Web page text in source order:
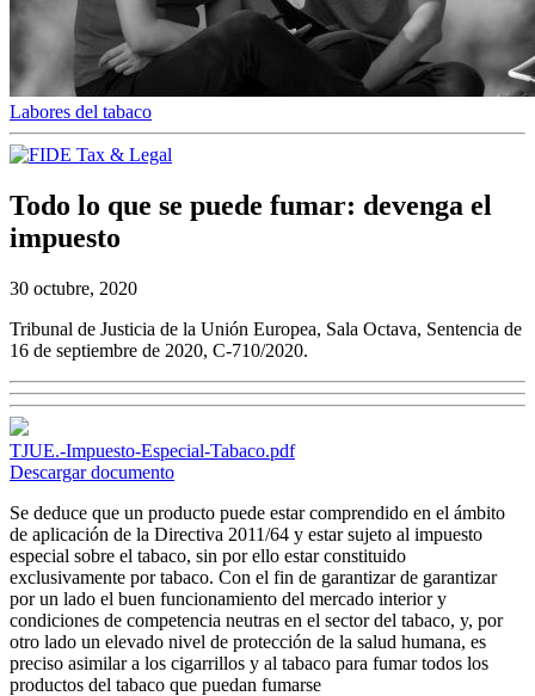
Labores del tabaco
Todo lo que se puede fumar: devenga el
impuesto
30 octubre, 2020
Tribunal de Justicia de la Unión Europea, Sala Octava, Sentencia de
16 de septiembre de 2020, C-710/2020.
TJUE.-Impuesto-Especial-Tabaco.pdf
Descargar documento
Se deduce que un producto puede estar comprendido en el ámbito
de aplicación de la Directiva 2011/64 y estar sujeto al impuesto
especial sobre el tabaco, sin por ello estar constituido
exclusivamente por tabaco. Con el fin de garantizar de garantizar
por un lado el buen funcionamiento del mercado interior y
condiciones de competencia neutras en el sector del tabaco, y, por
otro lado un elevado nivel de protección de la salud humana, es
preciso asimilar a los cigarrillos y al tabaco para fumar todos los
productos del tabaco que puedan fumarse